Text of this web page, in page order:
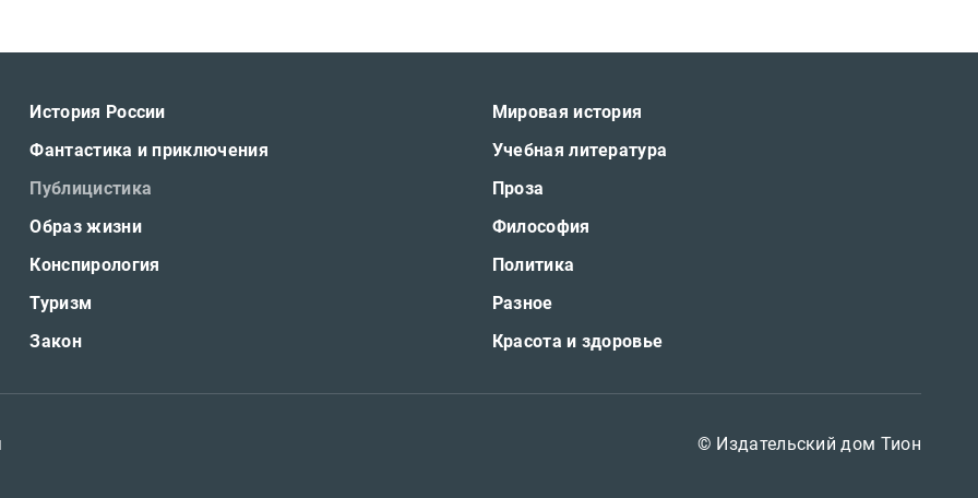
История России
Мировая история
Фантастика и приключения
Учебная литература
Публицистика
Проза
Образ жизни
Философия
Конспирология
Политика
Туризм
Разное
Закон Красота и здоровье
© Издательский дом Тион